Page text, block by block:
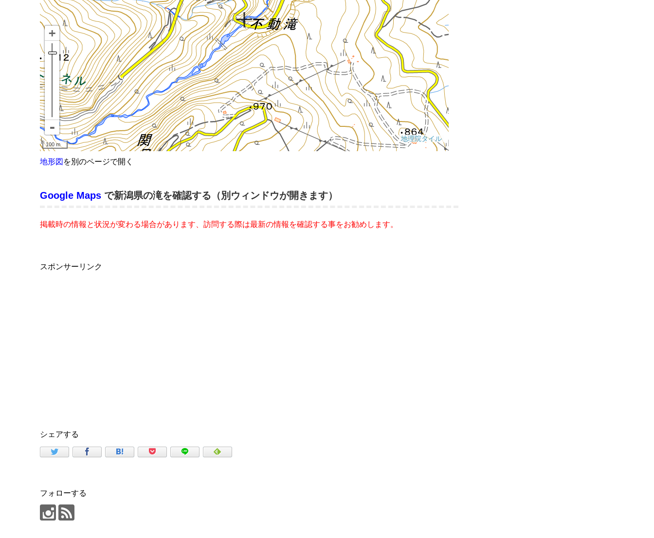
地形図 を別のページで開く
Google Maps で新潟県の滝を確認する（別ウィンドウが開きます）
掲載時の情報と状況が変わる場合があります、訪問する際は最新の情報を確認する事をお勧めします。
スポンサーリンク
シェアする
フォローする